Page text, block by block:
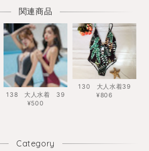
関連商品
138 大人水着 39
¥500
130 大人水着39
¥806
Category